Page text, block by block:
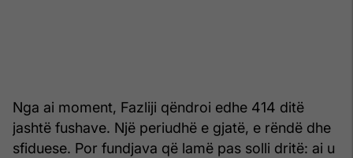
Nga ai moment, Fazliji qëndroi edhe 414 ditë
jashtë fushave. Një periudhë e gjatë, e rëndë dhe
sfiduese. Por fundjava që lamë pas solli dritë: ai u